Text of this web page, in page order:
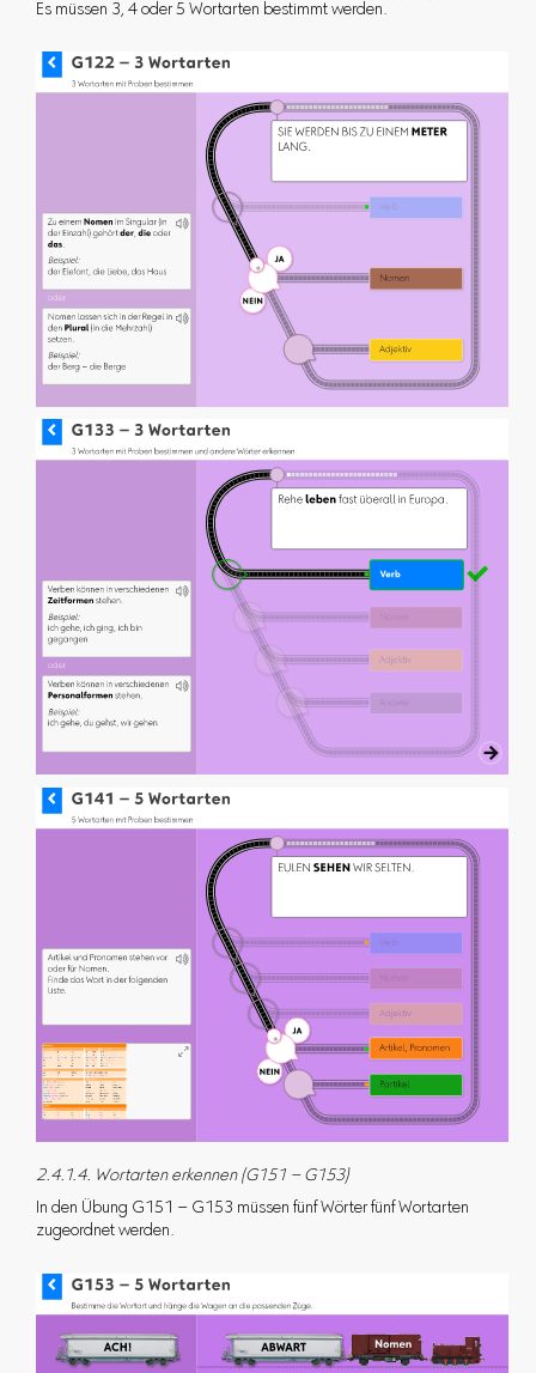
Es müssen 3, 4 oder 5 Wortarten bestimmt werden.
2.4.1.4. Wortarten erkennen (G151 – G153)
In den Übung G151 – G153 müssen fünf Wörter fünf Wortarten
zugeordnet werden.